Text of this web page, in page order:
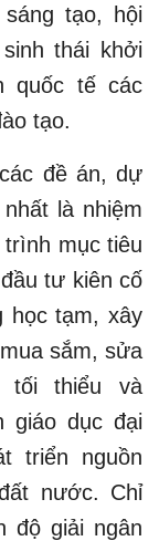
tạo, hội
thái khởi
quốc tế các
tạo.
đề án, dự
là nhiệm
mục tiêu
tư kiên cố
học tạm, xây
sắm, sửa
tối thiểu và
giáo dục đại
triển nguồn
nước. Chỉ
độ giải ngân